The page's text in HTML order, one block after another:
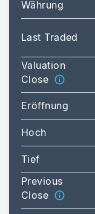
Währung
Last Traded
Valuation
Close
Eröffnung
Hoch
Tief
Previous
Close